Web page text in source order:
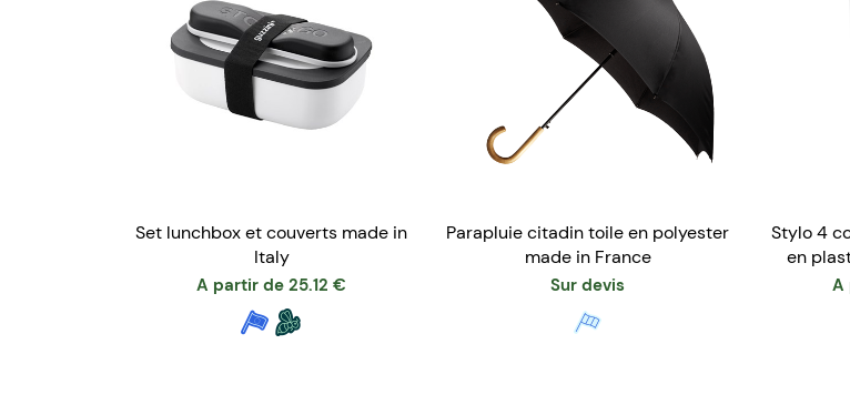
Set lunchbox et couverts made in
Italy
A partir de 25.12 €
Parapluie citadin toile en polyester
made in France
Sur devis
Stylo 4
en
A